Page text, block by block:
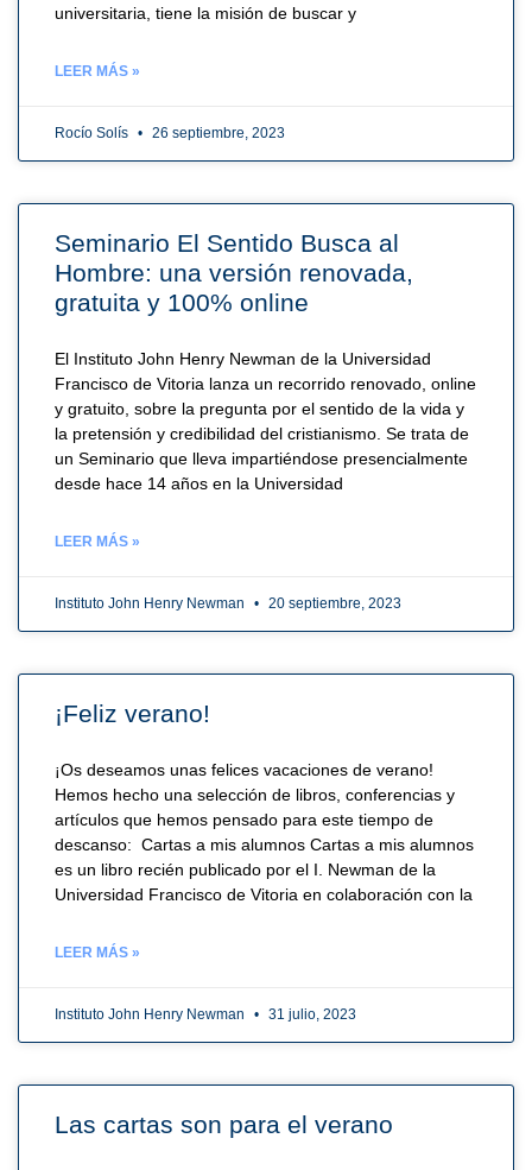
universitaria, tiene la misión de buscar y
LEER MÁS »
Rocío Solís 26 septiembre, 2023
Seminario El Sentido Busca al
Hombre: una versión renovada,
gratuita y 100% online
El Instituto John Henry Newman de la Universidad
Francisco de Vitoria lanza un recorrido renovado, online
y gratuito, sobre la pregunta por el sentido de la vida y
la pretensión y credibilidad del cristianismo. Se trata de
un Seminario que lleva impartiéndose presencialmente
desde hace 14 años en la Universidad
LEER MÁS »
Instituto John Henry Newman 20 septiembre, 2023
¡Feliz verano!
¡Os deseamos unas felices vacaciones de verano!
Hemos hecho una selección de libros, conferencias y
artículos que hemos pensado para este tiempo de
descanso: Cartas a mis alumnos Cartas a mis alumnos
es un libro recién publicado por el I. Newman de la
Universidad Francisco de Vitoria en colaboración con la
LEER MÁS »
Instituto John Henry Newman 31 julio, 2023
Las cartas son para el verano